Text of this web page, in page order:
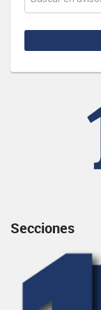
Secciones